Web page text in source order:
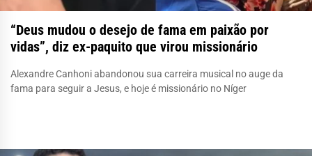
“Deus mudou o desejo de fama em paixão por
vidas”, diz ex-paquito que virou missionário
Alexandre Canhoni abandonou sua carreira musical no auge da
fama para seguir a Jesus, e hoje é missionário no Níger